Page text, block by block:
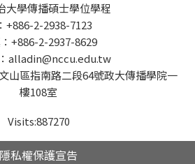
大學傳播碩士學位學程
+886-2-2938-7123
+886-2-2937-8629
alladin@nccu.edu.tw
山區指南路二段64號政大傳播學院一
樓108室
Visits:887270
隱私權保護宣告